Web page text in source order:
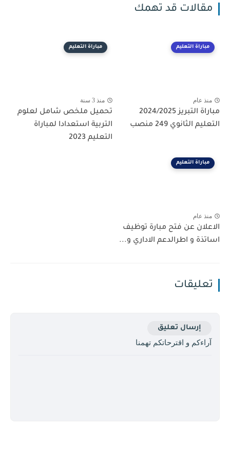
مقالات قد تهمك
مباراة التعليم
منذ عام
مباراة التبريز 2024/2025
التعليم الثانوي 249 منصب
مباراة التعليم
منذ 3 سنة
تحميل ملخص شامل لعلوم
التربية استعدادا لمباراة
التعليم 2023
مباراة التعليم
منذ عام
الاعلان عن فتح مبارة توظيف
اساتذة و اطرالدعم الاداري و...
تعليقات
إرسال تعليق
آراءكم و اقترحاتكم تهمنا